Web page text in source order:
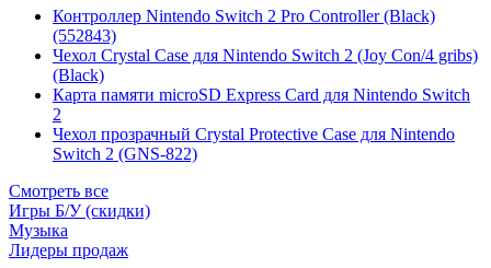
Контроллер Nintendo Switch 2 Pro Controller (Black)
(552843)
Чехол Сrystal Сase для Nintendo Switch 2 (Joy Con/4 gribs)
(Black)
Карта памяти microSD Express Card для Nintendo Switch
2
Чехол прозрачный Crystal Protective Case для Nintendo
Switch 2 (GNS-822)
Смотреть все
Игры Б/У (скидки)
Музыка
Лидеры продаж